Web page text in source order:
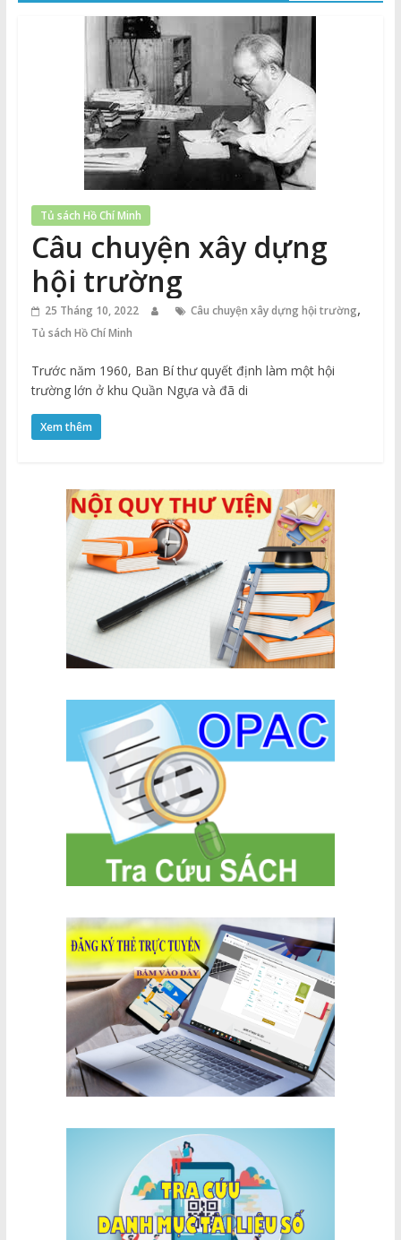
Thuận
Tủ sách Hồ Chí Minh
Câu chuyện xây dựng
hội trường
25 Tháng 10, 2022 Câu chuyện xây dựng hội trường,
Tủ sách Hồ Chí Minh
Trước năm 1960, Ban Bí thư quyết định làm một hội
trường lớn ở khu Quần Ngựa và đã di
Xem thêm